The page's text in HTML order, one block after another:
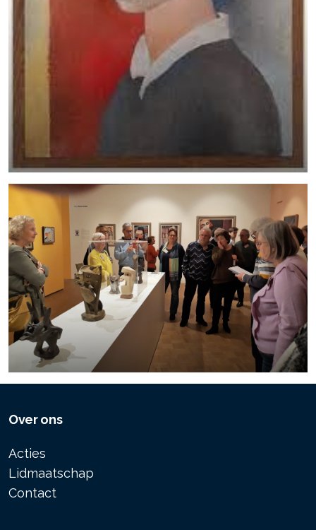
Over ons
Acties
Lidmaatschap
Contact